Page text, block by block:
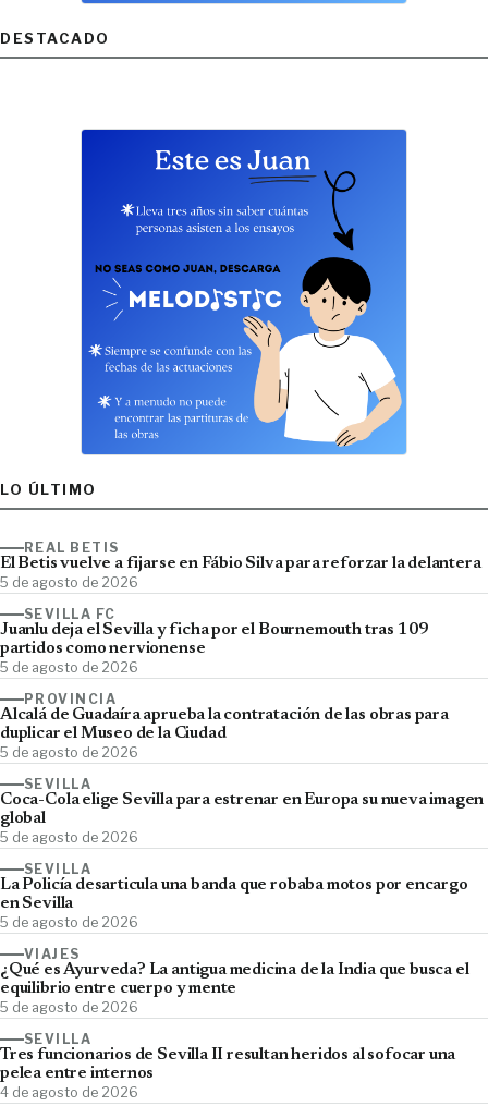
DESTACADO
LO ÚLTIMO
REAL BETIS
El Betis vuelve a fijarse en Fábio Silva para reforzar la delantera
5 de agosto de 2026
SEVILLA FC
Juanlu deja el Sevilla y ficha por el Bournemouth tras 109
partidos como nervionense
5 de agosto de 2026
PROVINCIA
Alcalá de Guadaíra aprueba la contratación de las obras para
duplicar el Museo de la Ciudad
5 de agosto de 2026
SEVILLA
Coca-Cola elige Sevilla para estrenar en Europa su nueva imagen
global
5 de agosto de 2026
SEVILLA
La Policía desarticula una banda que robaba motos por encargo
en Sevilla
5 de agosto de 2026
VIAJES
¿Qué es Ayurveda? La antigua medicina de la India que busca el
equilibrio entre cuerpo y mente
5 de agosto de 2026
SEVILLA
Tres funcionarios de Sevilla II resultan heridos al sofocar una
pelea entre internos
4 de agosto de 2026